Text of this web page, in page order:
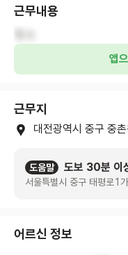
근무내용
앱
근무지
대전광역시 중구 중
도움말 도보 30분 이
서울특별시 중구 태평로1
어르신 정보